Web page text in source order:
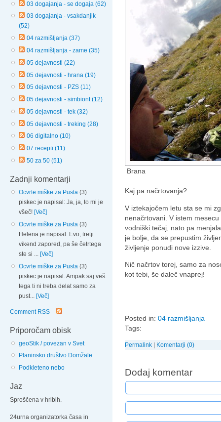
03 dogajanja - se dogaja (62)
03 dogajanja - vsakdanjik
(52)
04 razmišljanja (37)
04 razmišljanja - zame (35)
05 dejavnosti (22)
05 dejavnosti - hrana (19)
05 dejavnosti - PZS (11)
05 dejavnosti - simbiont (12)
05 dejavnosti - tek (32)
05 dejavnosti - treking (28)
06 digitalno (10)
07 recepti (11)
50 za 50 (51)
Zadnji komentarji
Ocvrte miške za Pusta (3)
piskec je napisal: Ja, ja, to mi je
všeč! [Več]
Ocvrte miške za Pusta (3)
Helena je napisal: Evo, tretji
vikend zapored, pa še četrtega
ste si ... [Več]
Ocvrte miške za Pusta (3)
piskec je napisal: Ampak saj veš:
tega ti ni treba delat samo za
pust... [Več]
Comment RSS
Priporočam obisk
geoStik / povezan v Svet
Planinsko društvo Domžale
Podkleteno nebo
Jaz
Sproščena v hribih.
24urna organizatorka časa in
Brana
Kaj pa načrtovanja?
V iztekajočem letu sta se mi
nenačrtovani. V istem
vodniški tečaj, nato pa
je bolje, da se prepustim
življenje ponudi nove izzive.
Nič načrtov torej, samo za
kot tebi, še daleč vnaprej!
Posted in: 04 razmišljanja
Tags:
Permalink Komentarji (0)
Dodaj komentar